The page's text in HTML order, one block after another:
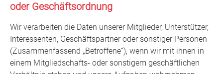
oder Geschäftsordnung
Wir verarbeiten die Daten unserer Mitglieder, Unterstützer,
Interessenten, Geschäftspartner oder sonstiger Personen
(Zusammenfassend „Betroffene“), wenn wir mit ihnen in
einem Mitgliedschafts- oder sonstigem geschäftlichen